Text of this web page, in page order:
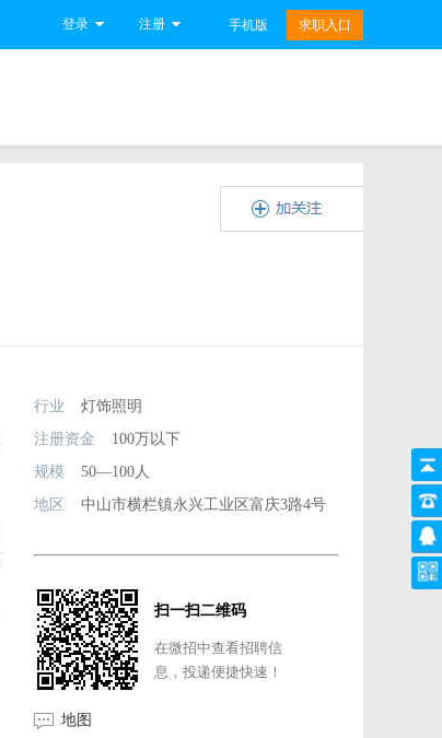
手机版 求职入口
注册
登录
行业
灯饰照明
注册资金
100万以下
规模
50—100人
地区
中山市横栏镇永兴工业区富庆3路4号
扫一扫二维码
在微招中查看招聘信
息，投递便捷快速！
地图